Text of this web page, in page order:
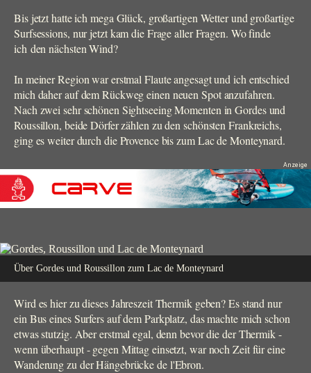
Bis jetzt hatte ich mega Glück, großartigen Wetter und großartige
Surfsessions, nur jetzt kam die Frage aller Fragen. Wo finde
ich den nächsten Wind?
In meiner Region war erstmal Flaute angesagt und ich entschied
mich daher auf dem Rückweg einen neuen Spot anzufahren.
Nach zwei sehr schönen Sightseeing Momenten in Gordes und
Roussillon, beide Dörfer zählen zu den schönsten Frankreichs,
ging es weiter durch die Provence bis zum Lac de Monteynard.
Über Gordes und Roussillon zum Lac de Monteynard
Wird es hier zu dieses Jahreszeit Thermik geben? Es stand nur
ein Bus eines Surfers auf dem Parkplatz, das machte mich schon
etwas stutzig. Aber erstmal egal, denn bevor die der Thermik -
wenn überhaupt - gegen Mittag einsetzt, war noch Zeit für eine
Wanderung zu der Hängebrücke de l'Ebron.